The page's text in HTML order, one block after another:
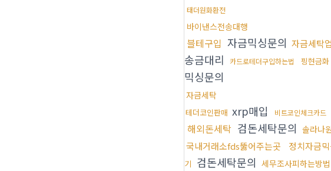
태더원화환전
바이낸스전송대행
블테구입 자금믹싱문의 자금세탁
송금대리
카드로테더구입하는법 핑현금화
믹싱문의
자금세탁
테더코인판매 xrp매입 비트코인체크카드
해외돈세탁 검돈세탁문의 솔라나
국내거래소fds뚫어주는곳 정치자금
기 검돈세탁문의 세무조사피하는방법